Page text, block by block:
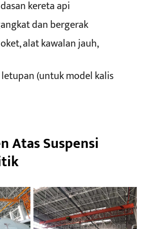
kereta api
dan bergerak
alat kawalan jauh,
(untuk model kalis
Atas Suspensi